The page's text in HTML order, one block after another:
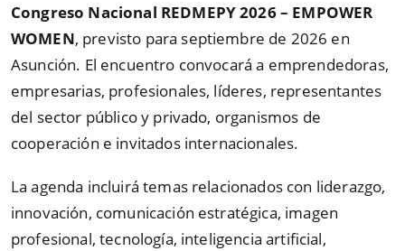
Congreso Nacional REDMEPY 2026 – EMPOWER
WOMEN, previsto para septiembre de 2026 en
Asunción. El encuentro convocará a emprendedoras,
empresarias, profesionales, líderes, representantes
del sector público y privado, organismos de
cooperación e invitados internacionales.
La agenda incluirá temas relacionados con liderazgo,
innovación, comunicación estratégica, imagen
profesional, tecnología, inteligencia artificial,